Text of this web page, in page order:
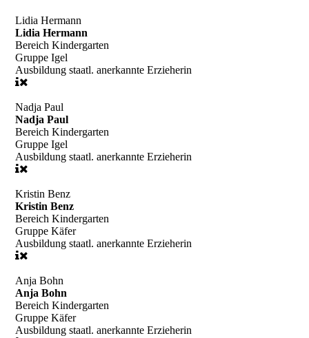
Lidia Hermann
Lidia Hermann
BereichKindergarten
GruppeIgel
Ausbildungstaatl. anerkannte Erzieherin
Nadja Paul
Nadja Paul
BereichKindergarten
GruppeIgel
Ausbildungstaatl. anerkannte Erzieherin
Kristin Benz
Kristin Benz
BereichKindergarten
GruppeKäfer
Ausbildungstaatl. anerkannte Erzieherin
Anja Bohn
Anja Bohn
BereichKindergarten
GruppeKäfer
Ausbildungstaatl. anerkannte Erzieherin